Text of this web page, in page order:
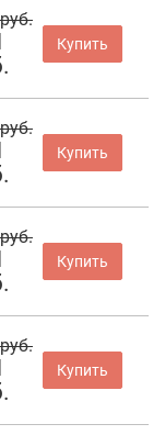
Купить
Купить
Купить
Купить